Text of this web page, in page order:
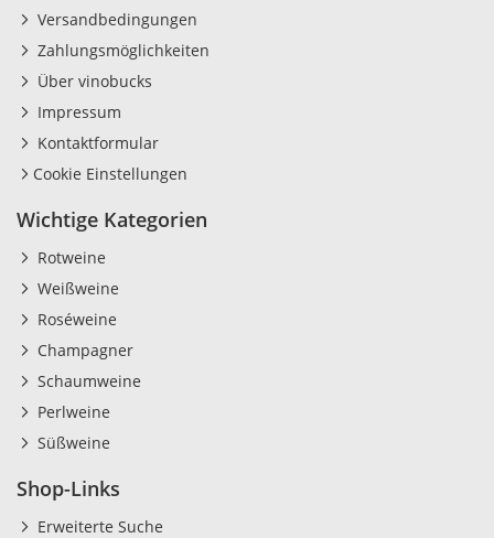
Versandbedingungen
Zahlungsmöglichkeiten
Über vinobucks
Impressum
Kontaktformular
Cookie Einstellungen
Wichtige Kategorien
Rotweine
Weißweine
Roséweine
Champagner
Schaumweine
Perlweine
Süßweine
Shop-Links
Erweiterte Suche